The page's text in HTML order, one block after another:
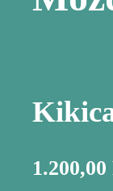
1.200,00